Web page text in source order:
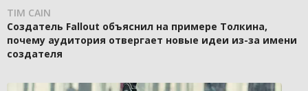
TIM CAIN
Создатель Fallout объяснил на примере Толкина,
почему аудитория отвергает новые идеи из-за имени
создателя